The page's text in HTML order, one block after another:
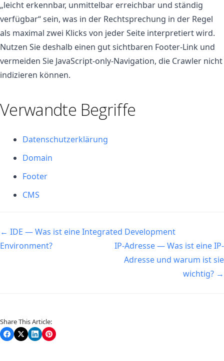
„leicht erkennbar, unmittelbar erreichbar und ständig
verfügbar“ sein, was in der Rechtsprechung in der Regel
als maximal zwei Klicks von jeder Seite interpretiert wird.
Nutzen Sie deshalb einen gut sichtbaren Footer-Link und
vermeiden Sie JavaScript-only-Navigation, die Crawler nicht
indizieren können.
Verwandte Begriffe
Datenschutzerklärung
Domain
Footer
CMS
Navigation
← IDE — Was ist eine Integrated Development
Environment?
IP-Adresse — Was ist eine IP-
Adresse und warum ist sie
wichtig? →
Share This Article: